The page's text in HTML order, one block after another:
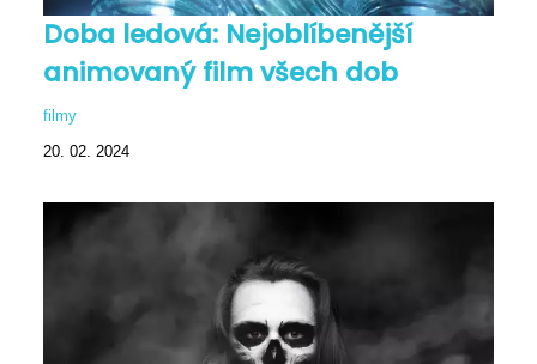
Doba ledová: Nejoblíbenější
animovaný film všech dob
filmy
20. 02. 2024